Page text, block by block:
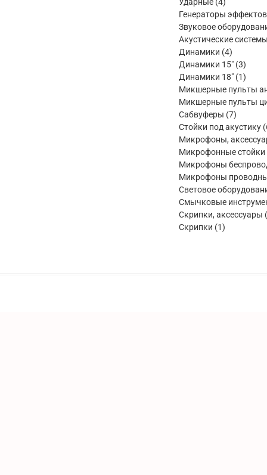
товара
Генераторы эффектов
Звуковое
Акустические
Динамики 44
товара
Динамики 15" 33
Динамики 18" 11
товар
Микшерные пульты
Микшерные пульты
Сабвуферы 77
товаров
Стойки под акустику
Микрофоны,
Микрофонные стойки
Микрофоны
Микрофоны
Световое
Смычковые
Скрипки, аксессуары
Скрипки
11